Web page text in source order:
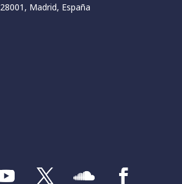
28001, Madrid, España